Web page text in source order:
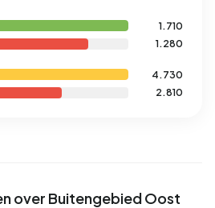
1.710
1.280
4.730
2.810
over Buitengebied Oost